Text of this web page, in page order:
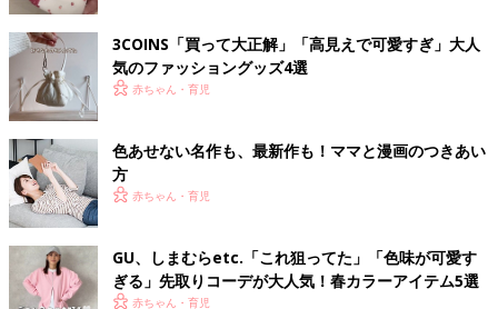
3COINS「買って大正解」「高見えで可愛すぎ」大人
気のファッショングッズ4選
赤ちゃん・育児
色あせない名作も、最新作も！ママと漫画のつきあい
方
赤ちゃん・育児
GU、しまむらetc.「これ狙ってた」「色味が可愛す
ぎる」先取りコーデが大人気！春カラーアイテム5選
赤ちゃん・育児